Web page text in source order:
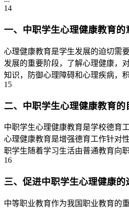
14
一、中职学生心理健康教育的
心理健康教育是学生发展的迫切需
发展的重要阶段，了解心理健康，
知识，防御心理障碍和心理疾病，
15
二、中职学生心理健康教育的
中职学生心理健康教育是学校德育
心理健康教育是增强德育工作针对
职学生随着学习生活由普通教育向
16
三、促进中职学生心理健康的
中等职业教育作为我国职业教育的